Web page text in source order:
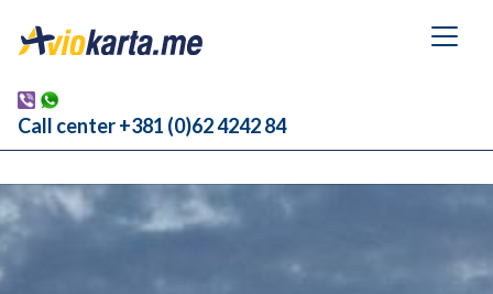
Call center +381 (0)62 4242 84